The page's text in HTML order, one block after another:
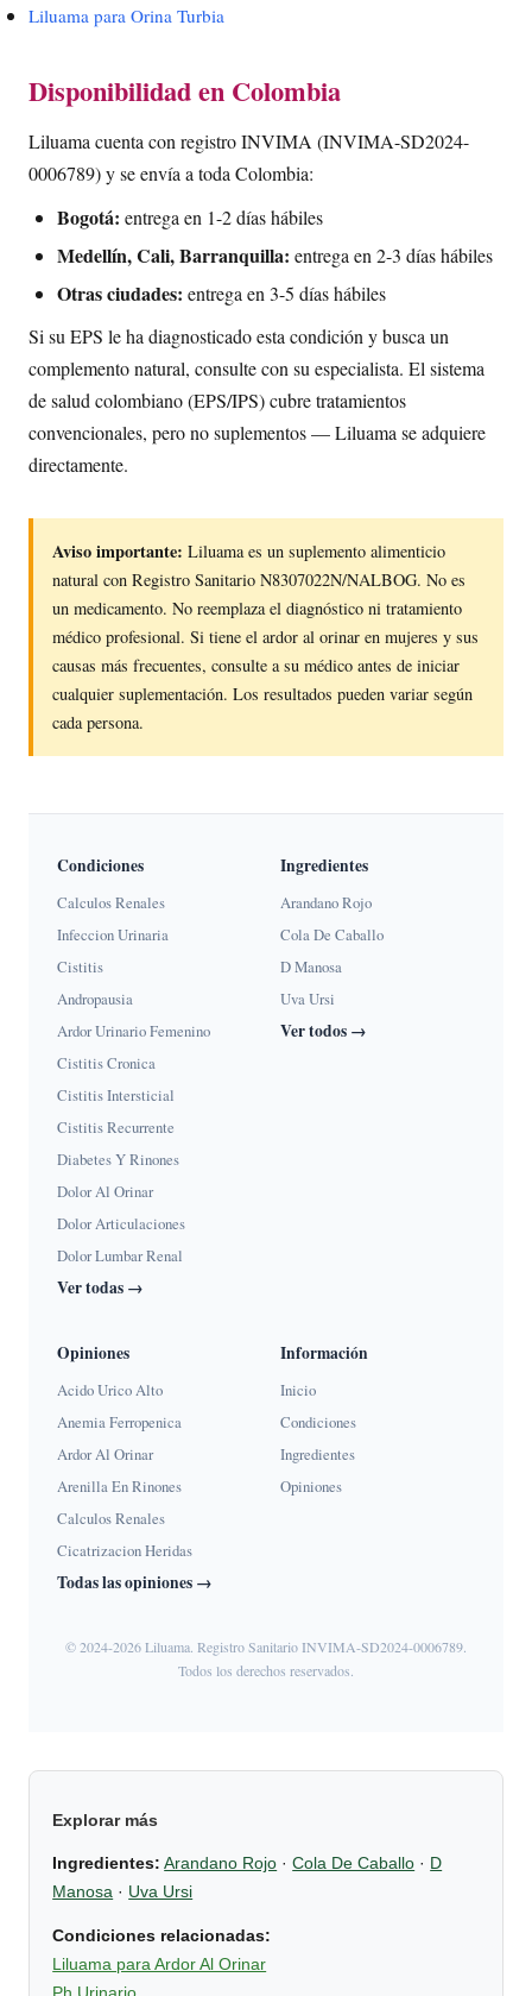
Liluama para Orina Turbia
Disponibilidad en Colombia
Liluama cuenta con registro INVIMA (INVIMA-SD2024-
0006789) y se envía a toda Colombia:
Bogotá: entrega en 1-2 días hábiles
Medellín, Cali, Barranquilla: entrega en 2-3 días hábiles
Otras ciudades: entrega en 3-5 días hábiles
Si su EPS le ha diagnosticado esta condición y busca un
complemento natural, consulte con su especialista. El sistema
de salud colombiano (EPS/IPS) cubre tratamientos
convencionales, pero no suplementos — Liluama se adquiere
directamente.
Aviso importante: Liluama es un suplemento alimenticio
natural con Registro Sanitario N8307022N/NALBOG. No es
un medicamento. No reemplaza el diagnóstico ni tratamiento
médico profesional. Si tiene el ardor al orinar en mujeres y sus
causas más frecuentes, consulte a su médico antes de iniciar
cualquier suplementación. Los resultados pueden variar según
cada persona.
Condiciones
Calculos Renales
Infeccion Urinaria
Cistitis
Andropausia
Ardor Urinario Femenino
Cistitis Cronica
Cistitis Intersticial
Cistitis Recurrente
Diabetes Y Rinones
Dolor Al Orinar
Dolor Articulaciones
Dolor Lumbar Renal
Ver todas →
Ingredientes
Arandano Rojo
Cola De Caballo
D Manosa
Uva Ursi
Ver todos →
Opiniones
Acido Urico Alto
Anemia Ferropenica
Ardor Al Orinar
Arenilla En Rinones
Calculos Renales
Cicatrizacion Heridas
Todas las opiniones →
Información
Inicio
Condiciones
Ingredientes
Opiniones
© 2024-2026 Liluama. Registro Sanitario INVIMA-SD2024-0006789.
Todos los derechos reservados.
Explorar más
Ingredientes: Arandano Rojo ·Cola De Caballo · D
Manosa · Uva Ursi
Condiciones relacionadas:
Liluama para Ardor Al Orinar